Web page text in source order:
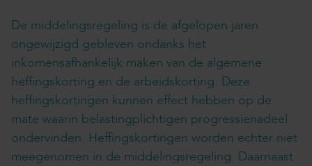
De middelingsregeling is de afgelopen jaren
ongewijzigd gebleven ondanks het
inkomensafhankelijk maken van de algemene
heffingskorting en de arbeidskorting. Deze
heffingskortingen kunnen effect hebben op de
mate waarin belastingplichtigen progressienadeel
ondervinden. Heffingskortingen worden echter niet
meegenomen in de middelingsregeling. Daarnaast